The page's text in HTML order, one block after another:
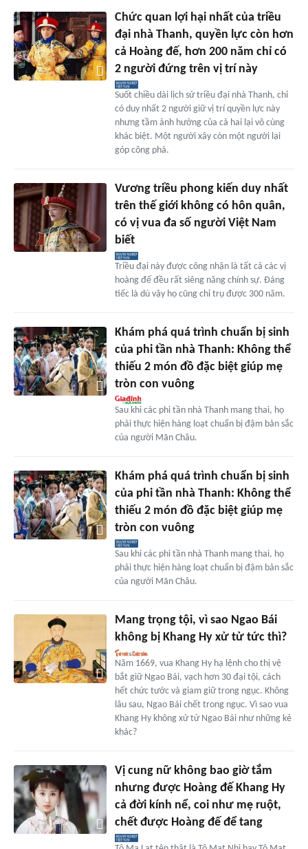
Chức quan lợi hại nhất của triều
đại nhà Thanh, quyền lực còn hơn
cả Hoàng đế, hơn 200 năm chỉ có
2 người đứng trên vị trí này
Suốt chiều dài lịch sử triều đại nhà Thanh, chỉ
có duy nhất 2 người giữ vị trí quyền lực này
nhưng tầm ảnh hưởng của cả hai lại vô cùng
khác biệt. Một người xây còn một người lại
góp công phá.
Vương triều phong kiến duy nhất
trên thế giới không có hôn quân,
có vị vua đa số người Việt Nam
biết
Triều đại này được công nhận là tất cả các vị
hoàng đế đều rất siêng năng chính sự. Đáng
tiếc là dù vậy họ cũng chỉ trụ được 300 năm.
Khám phá quá trình chuẩn bị sinh
của phi tần nhà Thanh: Không thể
thiếu 2 món đồ đặc biệt giúp mẹ
tròn con vuông
Sau khi các phi tần nhà Thanh mang thai, họ
phải thực hiện hàng loạt chuẩn bị đậm bản sắc
của người Mãn Châu.
Khám phá quá trình chuẩn bị sinh
của phi tần nhà Thanh: Không thể
thiếu 2 món đồ đặc biệt giúp mẹ
tròn con vuông
Sau khi các phi tần nhà Thanh mang thai, họ
phải thực hiện hàng loạt chuẩn bị đậm bản sắc
của người Mãn Châu.
Mang trọng tội, vì sao Ngao Bái
không bị Khang Hy xử tử tức thì?
Năm 1669, vua Khang Hy hạ lệnh cho thị vệ
bắt giữ Ngao Bái, vạch hơn 30 đại tội, cách
hết chức tước và giam giữ trong ngục. Không
lâu sau, Ngao Bái chết trong ngục. Vì sao vua
Khang Hy không xử tử Ngao Bái như những kẻ
khác?
Vị cung nữ không bao giờ tắm
nhưng được Hoàng đế Khang Hy
cả đời kính nể, coi như mẹ ruột,
chết được Hoàng đế để tang